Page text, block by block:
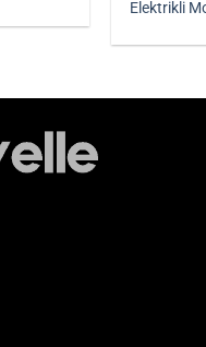
Elektrikli